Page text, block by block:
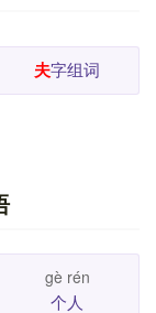
夫字组词
gè rén
个人